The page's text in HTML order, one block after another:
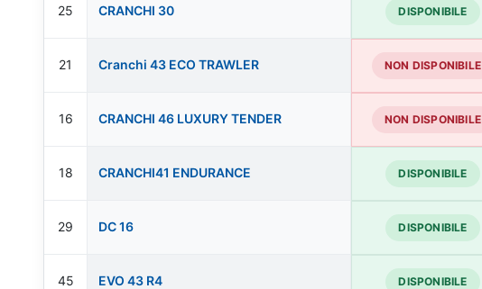
25 CRANCHI 30 DISPONIBILE
21 Cranchi 43 ECO TRAWLER NON DISPONIBILE
16 CRANCHI 46 LUXURY TENDER NON DISPONIBILE
18 CRANCHI41 ENDURANCE DISPONIBILE
29 DC 16 DISPONIBILE
45 EVO 43 R4 DISPONIBILE